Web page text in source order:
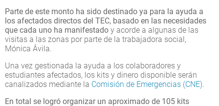
Parte de este monto ha sido destinado ya para la ayuda a
los afectados directos del TEC, basado en las necesidades
que cada uno ha manifestado y acorde a algunas de las
visitas a las zonas por parte de la trabajadora social,
Mónica Ávila.
Una vez gestionada la ayuda a los colaboradores y
estudiantes afectados, los kits y dinero disponible serán
canalizados mediante la Comisión de Emergencias (CNE).
En total se logró organizar un aproximado de 105 kits